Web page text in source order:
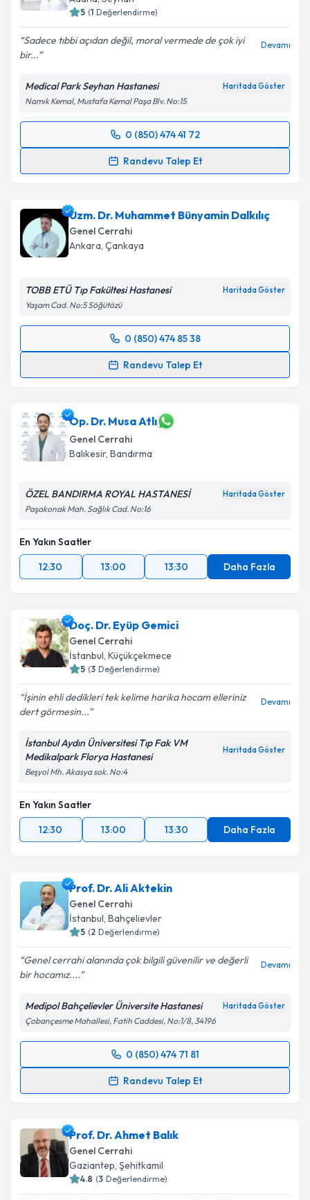
5 (1 Değerlendirme)
Sadece tıbbi açıdan değil, moral vermede de çok iyi
bir...
Devamı
Medical Park Seyhan Hastanesi Haritada Göster
Namık Kemal, Mustafa Kemal Paşa Blv. No:15
0 (850) 474 41 72
Randevu Talep Et
Randevu Takvimi Talebi
takvim hazırlandığında e-posta ile bilgilendireceğiz.
E-posta Adresiniz
Kişisel verilerimin işlenmesine ilişkin
Metni'ni okudum ve kişisel verilerimin belirtilen
kapsamda işlenmesini kabul ediyorum.
Takvim Talebini Gönder
Uzm. Dr. Muhammet Bünyamin Dalkılıç
Genel Cerrahi
Ankara, Çankaya
TOBB ETÜ Tıp Fakültesi Hastanesi Haritada Göster
Yaşam Cad. No:5 Söğütözü
0 (850) 474 85 38
Randevu Talep Et
Randevu Takvimi Talebi
randevu almanız için bir takvim hazırlandığında e-
posta ile bilgilendireceğiz.
E-posta Adresiniz
Kişisel verilerimin işlenmesine ilişkinAydınlatma
Metni
kapsamda işlenmesini kabul ediyorum.
Op. Dr. Musa Atlı
Genel Cerrahi
Balıkesir, Bandırma
ÖZEL BANDIRMA ROYAL HASTANESİ Haritada Göster
Paşakonak Mah. Sağlık Cad. No:16
En Yakın Saatler
12:30
13:00 13:30 Daha Fazla
Doç. Dr. Eyüp Gemici
Genel Cerrahi
İstanbul, Küçükçekmece
5 (3 Değerlendirme)
İşinin ehli dedikleri tek kelime harika hocam elleriniz
dert görmesin...
Devamı
İstanbul Aydın Üniversitesi Tıp Fak VM
Medikalpark Florya Hastanesi
Haritada Göster
Beşyol Mh. Akasya sok. No:4
En Yakın Saatler
12:30
13:00 13:30 Daha Fazla
Prof. Dr. Ali Aktekin
Genel Cerrahi
İstanbul, Bahçelievler
5 (2 Değerlendirme)
Genel cerrahi alanında çok bilgili güvenilir ve değerli
bir hocamız....
Devamı
Medipol Bahçelievler Üniversite Hastanesi Haritada Göster
Çobançesme Mahallesi, Fatih Caddesi, No:1/8, 34196
0 (850) 474 71 81
Randevu Talep Et
Randevu Takvimi Talebi
takvim hazırlandığında e-posta ile bilgilendireceğiz.
E-posta Adresiniz
Prof. Dr. Ahmet Balık
Genel Cerrahi
Gaziantep, Şehitkamil
4.8 (3 Değerlendirme)